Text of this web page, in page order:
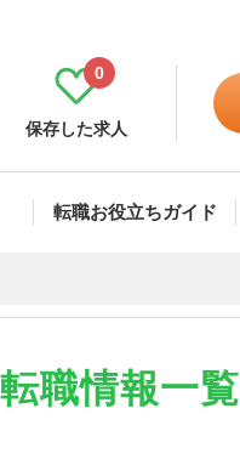
保存した求人
0
転職お役立ちガイド
職情報一覧